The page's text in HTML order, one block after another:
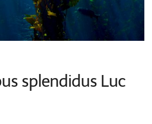
splendidus Luc